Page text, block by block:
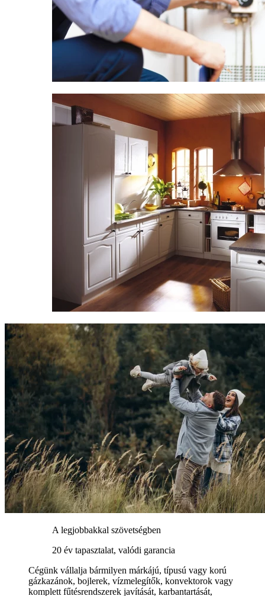
A legjobbakkal szövetségben
20 év tapasztalat, valódi garancia
Cégünk vállalja bármilyen márkájú, típusú vagy korú
gázkazánok, bojlerek, vízmelegítők, konvektorok vagy
komplett fűtésrendszerek javítását, karbantartását,